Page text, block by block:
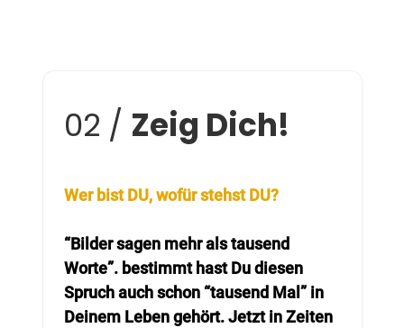
02 / Zeig Dich!
Wer bist DU, wofür stehst DU?
“Bilder sagen mehr als tausend
Worte”. bestimmt hast Du diesen
Spruch auch schon “tausend Mal” in
Deinem Leben gehört. Jetzt in Zeiten